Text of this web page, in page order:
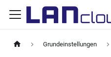
Grundeinstellungen